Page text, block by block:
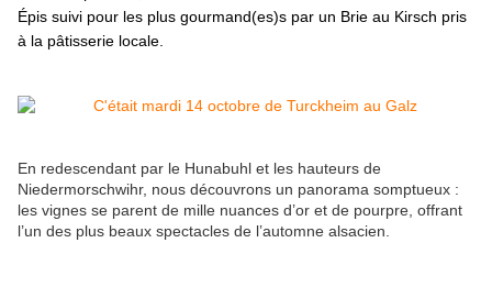
Épis suivi pour les plus gourmand(es)s par un Brie au Kirsch pris
à la pâtisserie locale.
En redescendant par le Hunabuhl et les hauteurs de
Niedermorschwihr, nous découvrons un panorama somptueux :
les vignes se parent de mille nuances d’or et de pourpre, offrant
l’un des plus beaux spectacles de l’automne alsacien.